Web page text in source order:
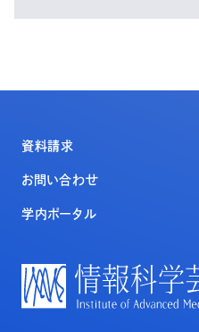
資料請求
お問い合わせ
学内ポータル